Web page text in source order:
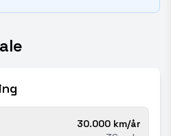
30.000 km/år